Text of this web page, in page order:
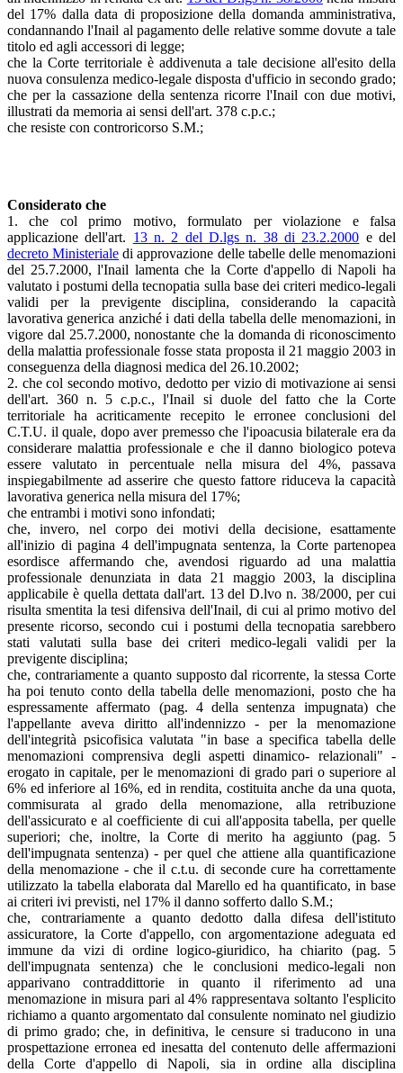
del 17% dalla data di proposizione della domanda amministrativa,
condannando l'Inail al pagamento delle relative somme dovute a tale
titolo ed agli accessori di legge;
che la Corte territoriale è addivenuta a tale decisione all'esito della
nuova consulenza medico-legale disposta d'ufficio in secondo grado;
che per la cassazione della sentenza ricorre l'Inail con due motivi,
illustrati da memoria ai sensi dell'art. 378 c.p.c.;
che resiste con controricorso S.M.;
Considerato che
1. che col primo motivo, formulato per violazione e falsa
applicazione dell'art. 13 n. 2 del D.lgs n. 38 di 23.2.2000 e del
decreto Ministeriale di approvazione delle tabelle delle menomazioni
del 25.7.2000, l'Inail lamenta che la Corte d'appello di Napoli ha
valutato i postumi della tecnopatia sulla base dei criteri medico-legali
validi per la previgente disciplina, considerando la capacità
lavorativa generica anziché i dati della tabella delle menomazioni, in
vigore dal 25.7.2000, nonostante che la domanda di riconoscimento
della malattia professionale fosse stata proposta il 21 maggio 2003 in
conseguenza della diagnosi medica del 26.10.2002;
2. che col secondo motivo, dedotto per vizio di motivazione ai sensi
dell'art. 360 n. 5 c.p.c., l'Inail si duole del fatto che la Corte
territoriale ha acriticamente recepito le erronee conclusioni del
C.T.U. il quale, dopo aver premesso che l'ipoacusia bilaterale era da
considerare malattia professionale e che il danno biologico poteva
essere valutato in percentuale nella misura del 4%, passava
inspiegabilmente ad asserire che questo fattore riduceva la capacità
lavorativa generica nella misura del 17%;
che entrambi i motivi sono infondati;
che, invero, nel corpo dei motivi della decisione, esattamente
all'inizio di pagina 4 dell'impugnata sentenza, la Corte partenopea
esordisce affermando che, avendosi riguardo ad una malattia
professionale denunziata in data 21 maggio 2003, la disciplina
applicabile è quella dettata dall'art. 13 del D.lvo n. 38/2000, per cui
risulta smentita la tesi difensiva dell'Inail, di cui al primo motivo del
presente ricorso, secondo cui i postumi della tecnopatia sarebbero
stati valutati sulla base dei criteri medico-legali validi per la
previgente disciplina;
che, contrariamente a quanto supposto dal ricorrente, la stessa Corte
ha poi tenuto conto della tabella delle menomazioni, posto che ha
espressamente affermato (pag. 4 della sentenza impugnata) che
l'appellante aveva diritto all'indennizzo - per la menomazione
dell'integrità psicofisica valutata "in base a specifica tabella delle
menomazioni comprensiva degli aspetti dinamico- relazionali" -
erogato in capitale, per le menomazioni di grado pari o superiore al
6% ed inferiore al 16%, ed in rendita, costituita anche da una quota,
commisurata al grado della menomazione, alla retribuzione
dell'assicurato e al coefficiente di cui all'apposita tabella, per quelle
superiori; che, inoltre, la Corte di merito ha aggiunto (pag. 5
dell'impugnata sentenza) - per quel che attiene alla quantificazione
della menomazione - che il c.t.u. di seconde cure ha correttamente
utilizzato la tabella elaborata dal Marello ed ha quantificato, in base
ai criteri ivi previsti, nel 17% il danno sofferto dallo S.M.;
che, contrariamente a quanto dedotto dalla difesa dell'istituto
assicuratore, la Corte d'appello, con argomentazione adeguata ed
immune da vizi di ordine logico-giuridico, ha chiarito (pag. 5
dell'impugnata sentenza) che le conclusioni medico-legali non
apparivano contraddittorie in quanto il riferimento ad una
menomazione in misura pari al 4% rappresentava soltanto l'esplicito
richiamo a quanto argomentato dal consulente nominato nel giudizio
di primo grado; che, in definitiva, le censure si traducono in una
prospettazione erronea ed inesatta del contenuto delle affermazioni
della Corte d'appello di Napoli, sia in ordine alla disciplina